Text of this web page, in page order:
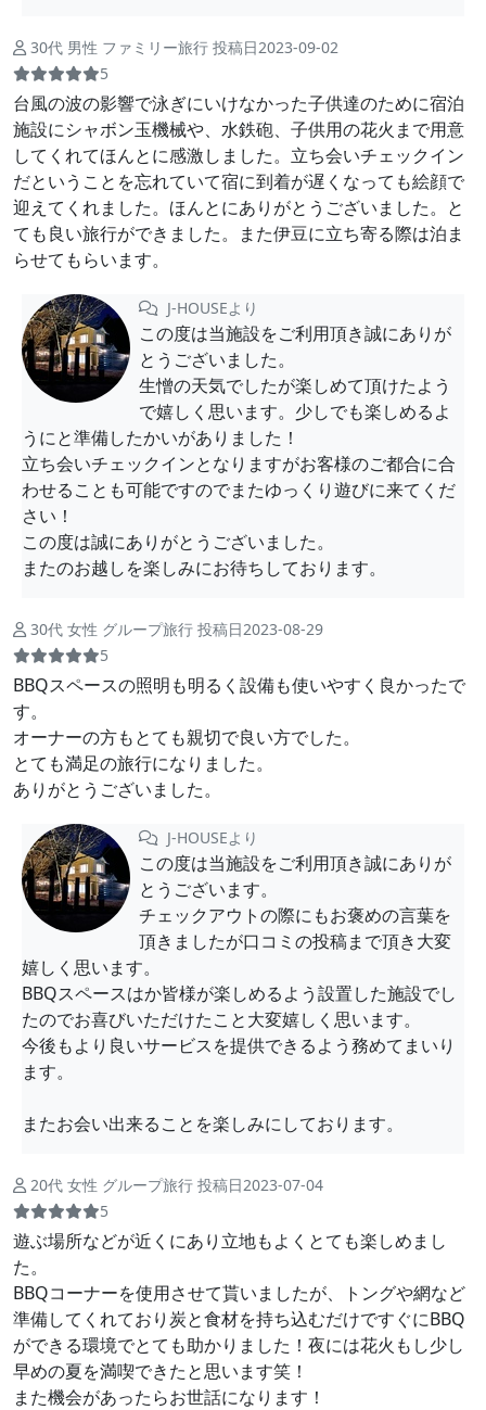
30代 男性 ファミリー旅行 投稿日2023-09-02
5
台風の波の影響で泳ぎにいけなかった子供達のために宿泊
施設にシャボン玉機械や、水鉄砲、子供用の花火まで用意
してくれてほんとに感激しました。立ち会いチェックイン
だということを忘れていて宿に到着が遅くなっても絵顔で
迎えてくれました。ほんとにありがとうございました。と
ても良い旅行ができました。また伊豆に立ち寄る際は泊ま
らせてもらいます。
J-HOUSEより
この度は当施設をご利用頂き誠にありが
とうございました。
生憎の天気でしたが楽しめて頂けたよう
で嬉しく思います。少しでも楽しめるよ
うにと準備したかいがありました！
立ち会いチェックインとなりますがお客様のご都合に合
わせることも可能ですのでまたゆっくり遊びに来てくだ
さい！
この度は誠にありがとうございました。
またのお越しを楽しみにお待ちしております。
30代 女性 グループ旅行 投稿日2023-08-29
5
BBQスペースの照明も明るく設備も使いやすく良かったで
す。
オーナーの方もとても親切で良い方でした。
とても満足の旅行になりました。
ありがとうございました。
J-HOUSEより
この度は当施設をご利用頂き誠にありが
とうございます。
チェックアウトの際にもお褒めの言葉を
頂きましたが口コミの投稿まで頂き大変
嬉しく思います。
BBQスペースはか皆様が楽しめるよう設置した施設でし
たのでお喜びいただけたこと大変嬉しく思います。
今後もより良いサービスを提供できるよう務めてまいり
ます。
またお会い出来ることを楽しみにしております。
20代 女性 グループ旅行 投稿日2023-07-04
5
遊ぶ場所などが近くにあり立地もよくとても楽しめまし
た。
BBQコーナーを使用させて貰いましたが、トングや網など
準備してくれており炭と食材を持ち込むだけですぐにBBQ
ができる環境でとても助かりました！夜には花火もし少し
早めの夏を満喫できたと思います笑！
また機会があったらお世話になります！